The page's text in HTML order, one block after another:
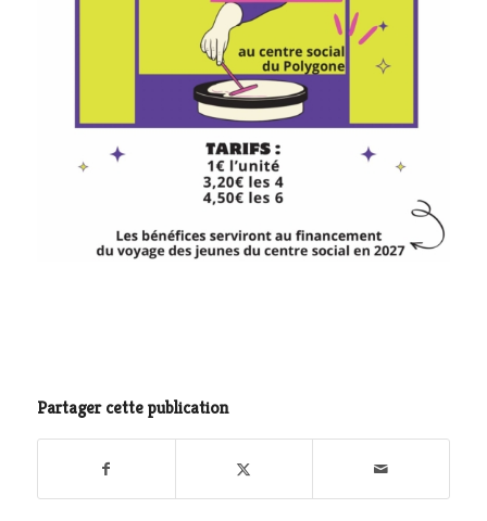
Partager cette publication